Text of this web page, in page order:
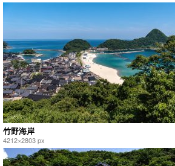
竹野海岸
4212×2803 px